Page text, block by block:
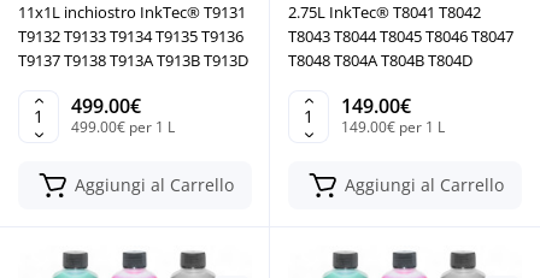
11x1L inchiostro InkTec® T9131
T9132 T9133 T9134 T9135 T9136
T9137 T9138 T913A T913B T913D
499.00€
499.00€ per 1 L
Aggiungi al Carrello
2.75L InkTec® T8041 T8042
T8043 T8044 T8045 T8046 T8047
T8048 T804A T804B T804D
149.00€
149.00€ per 1 L
Aggiungi al Carrello